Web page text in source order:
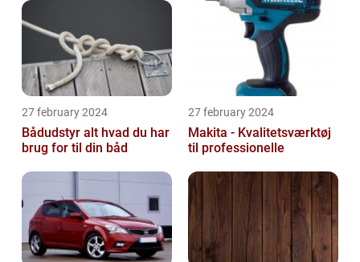
27 february 2024
Bådudstyr alt hvad du har
brug for til din båd
27 february 2024
Makita - Kvalitetsværktøj
til professionelle